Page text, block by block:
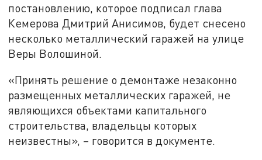
постановлению, которое подписал глава
Кемерова Дмитрий Анисимов, будет снесено
несколько металлический гаражей на улице
Веры Волошиной.
«Принять решение о демонтаже незаконно
размещенных металлических гаражей, не
являющихся объектами капитального
строительства, владельцы которых
неизвестны», – говорится в документе.